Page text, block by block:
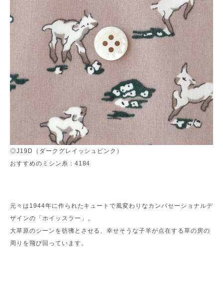
◎J19D（ダークグレイッシュピンク）
おすすめのミシン糸：4184
元々は1944年に作られたキュートで風変わりなカンバセーショナルデ
ザインの「ホイッスラー」。
大草原のシーンを彷彿とさせる、幸せそうな子羊が点在する草の房の
周りを飛び回っています。